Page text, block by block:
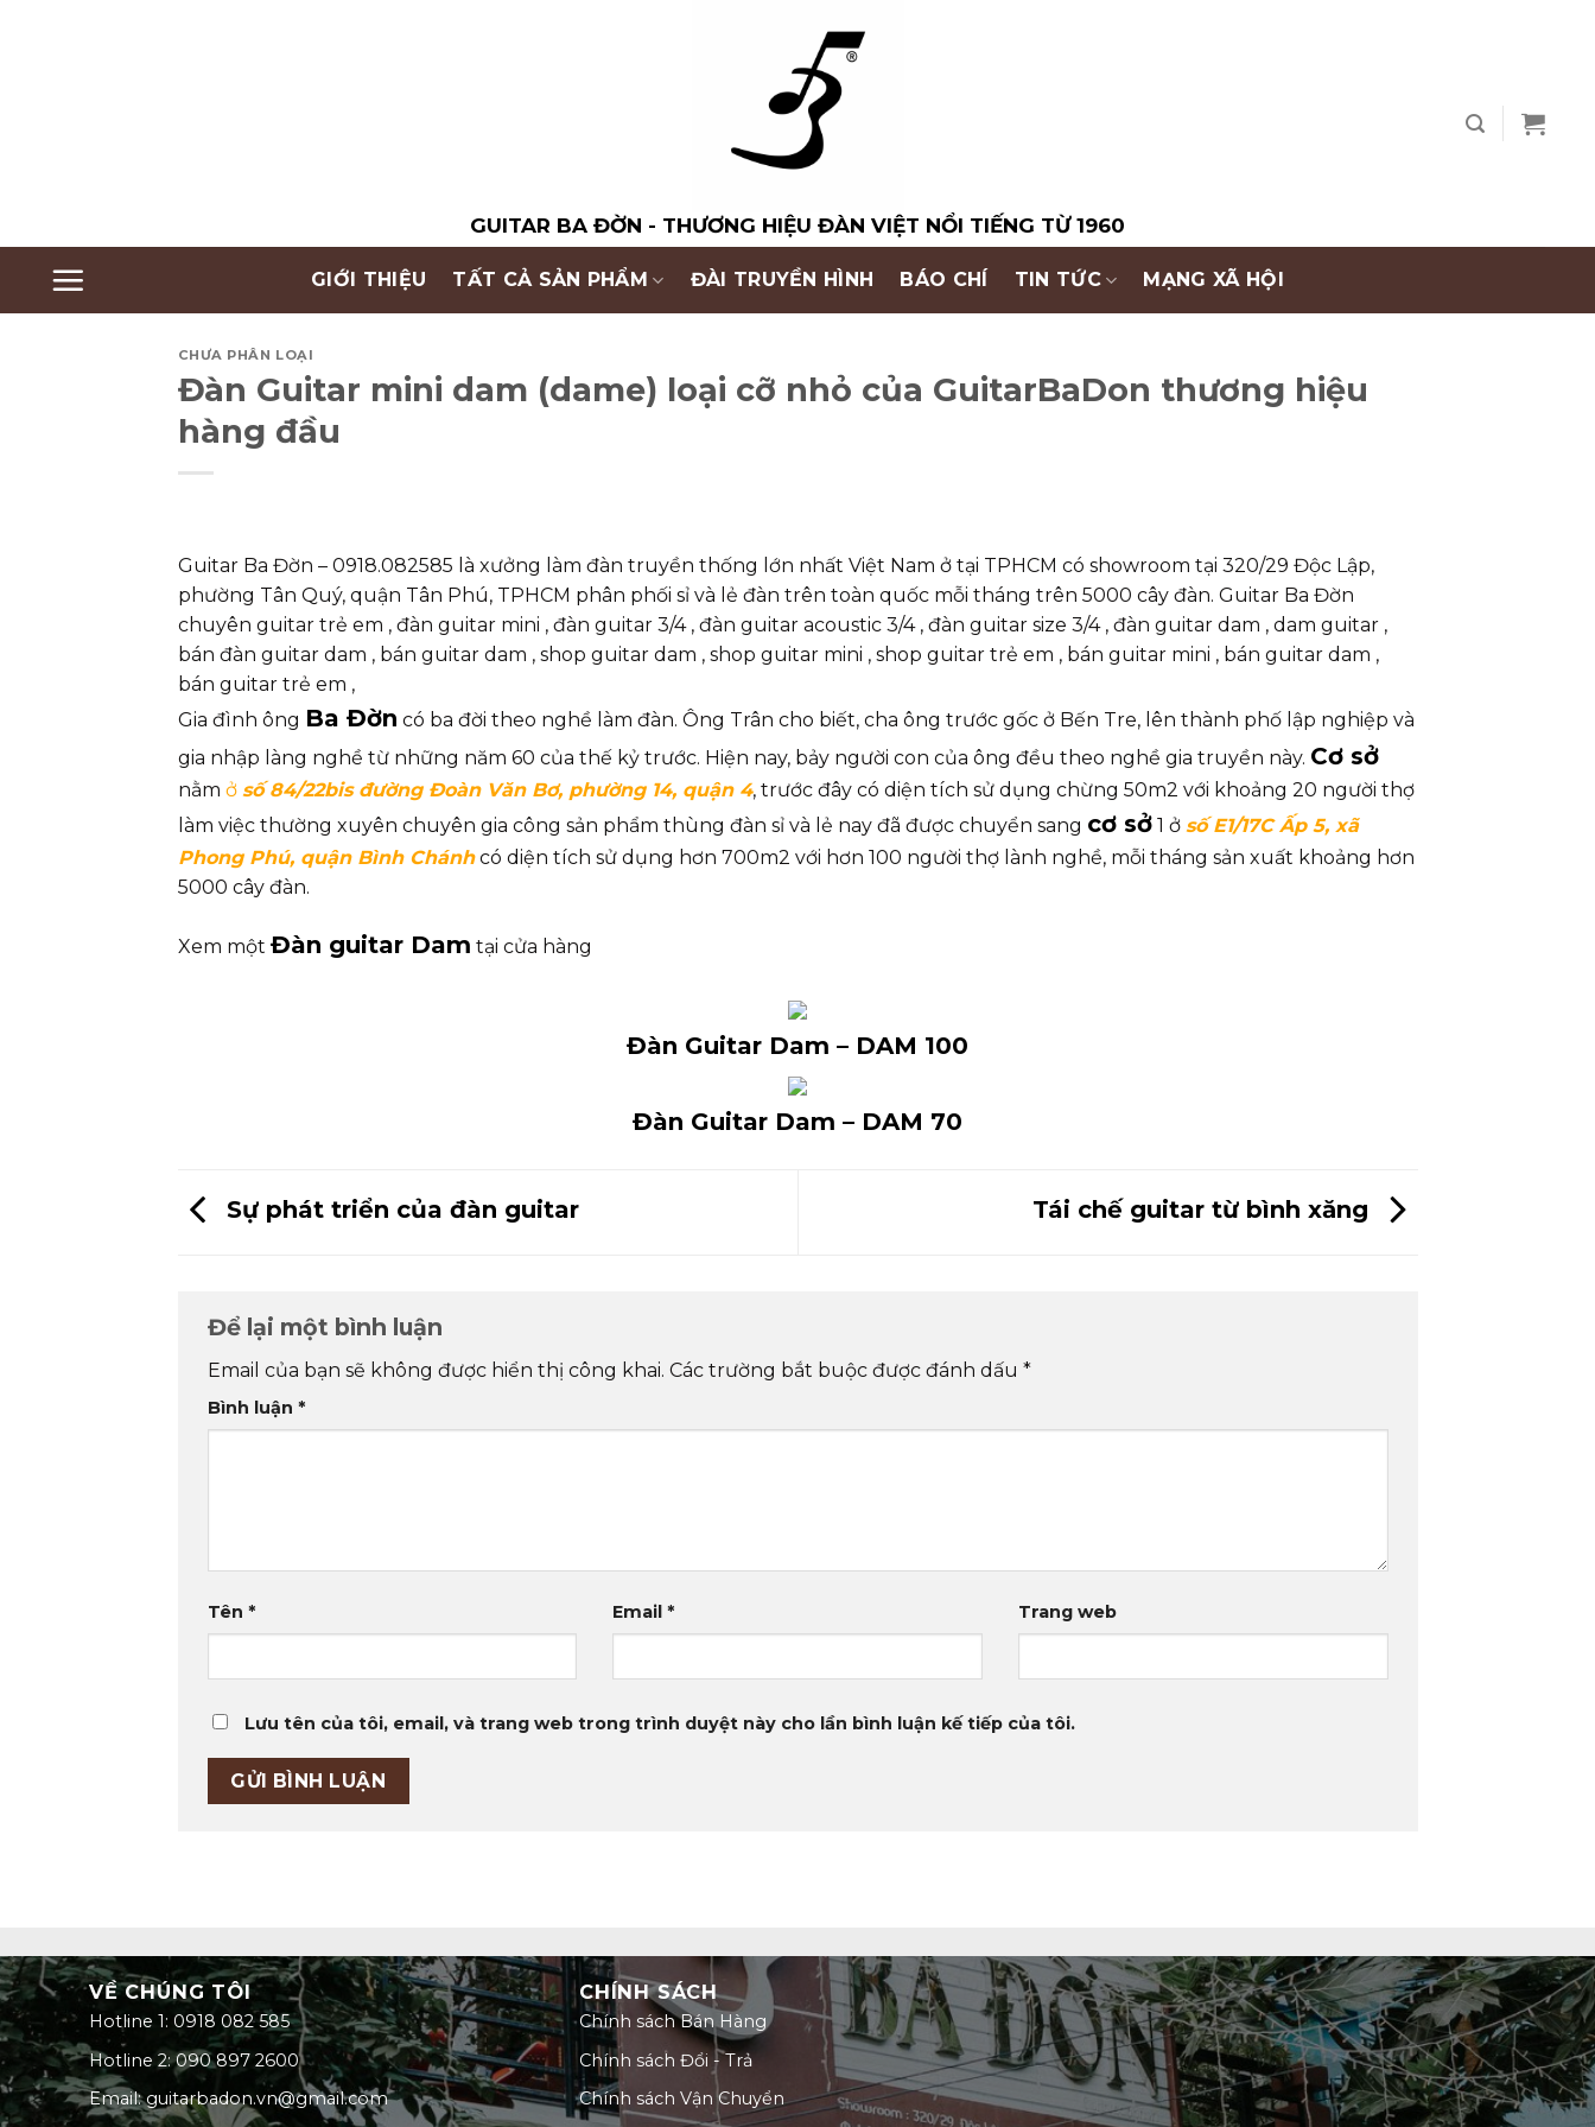
GUITAR BA ĐỜN - THƯƠNG HIỆU ĐÀN VIỆT NỔI TIẾNG TỪ 1960
GIỚI THIỆU TẤT CẢ SẢN PHẨM ĐÀI TRUYỀN HÌNH BÁO CHÍ TIN TỨC MẠNG XÃ HỘI
CHƯA PHÂN LOẠI
Đàn Guitar mini dam (dame) loại cỡ nhỏ của GuitarBaDon thương hiệu
hàng đầu
Guitar Ba Đờn – 0918.082585 là xưởng làm đàn truyền thống lớn nhất Việt Nam ở tại TPHCM có showroom tại 320/29 Độc Lập,
phường Tân Quý, quận Tân Phú, TPHCM phân phối sỉ và lẻ đàn trên toàn quốc mỗi tháng trên 5000 cây đàn. Guitar Ba Đờn
chuyên guitar trẻ em , đàn guitar mini , đàn guitar 3/4 , đàn guitar acoustic 3/4 , đàn guitar size 3/4 , đàn guitar dam , dam guitar ,
bán đàn guitar dam , bán guitar dam , shop guitar dam , shop guitar mini , shop guitar trẻ em , bán guitar mini , bán guitar dam ,
bán guitar trẻ em ,
Gia đình ông Ba Đờn có ba đời theo nghề làm đàn. Ông Trân cho biết, cha ông trước gốc ở Bến Tre, lên thành phố lập nghiệp và
gia nhập làng nghề từ những năm 60 của thế kỷ trước. Hiện nay, bảy người con của ông đều theo nghề gia truyền này. Cơ sở
nằm ở số 84/22bis đường Đoàn Văn Bơ, phường 14, quận 4, trước đây có diện tích sử dụng chừng 50m2 với khoảng 20 người thợ
làm việc thường xuyên chuyên gia công sản phẩm thùng đàn sỉ và lẻ nay đã được chuyển sang cơ sở1 ở số E1/17C Ấp 5, xã
Phong Phú, quận Bình Chánhcó diện tích sử dụng hơn 700m2 với hơn 100 người thợ lành nghề, mỗi tháng sản xuất khoảng hơn
5000 cây đàn.
Xem một Đàn guitar Dam tại cửa hàng
Đàn Guitar Dam – DAM 100
Đàn Guitar Dam – DAM 70
Sự phát triển của đàn guitar Tái chế guitar từ bình xăng
Để lại một bình luận
Email của bạn sẽ không được hiển thị công khai. Các trường bắt buộc được đánh dấu *
Bình luận *
Tên * Email* Trang web
Lưu tên của tôi, email, và trang web trong trình duyệt này cho lần bình luận kế tiếp của tôi.
VỀ CHÚNG TÔI
Hotline 1: 0918 082 585
Hotline 2: 090 897 2600
Email: guitarbadon.vn@gmail.com
CHÍNH SÁCH
Chính sách Bán Hàng
Chính sách Đổi - Trả
Chính sách Vận Chuyển